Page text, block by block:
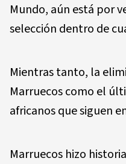
Mundo, aún está por
selección dentro de
Mientras tanto, la
Marruecos como el
africanos que siguen
Marruecos hizo